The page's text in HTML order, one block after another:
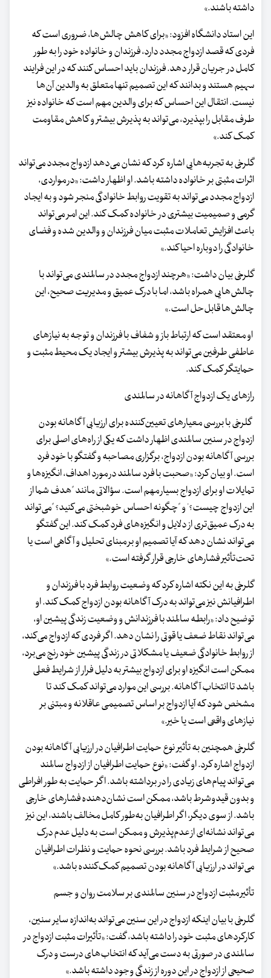
داشته باشند.»
این استاد دانشگاه افزود: «برای کاهش چالش‌ها، ضروری است که
فردی که قصد ازدواج مجدد دارد، فرزندان و خانواده خود را به طور
کامل در جریان قرار دهد. فرزندان باید احساس کنند که در این فرایند
سهیم هستند و بدانند که این تصمیم تنها متعلق به والدین آن‌ها
نیست. انتقال این احساس که برای والدین مهم است که خانواده نیز
طرف مقابل را بپذیرد، می‌تواند به پذیرش بیشتر و کاهش مقاومت
کمک کند.»
گلرخی به تجربه‌هایی اشاره کرد که نشان می‌دهد ازدواج مجدد می‌تواند
اثرات مثبتی بر خانواده داشته باشد. او اظهار داشت: «در مواردی،
ازدواج مجدد می‌تواند به تقویت روابط خانوادگی منجر شود و به ایجاد
گرمی و صمیمیت بیشتری در خانواده کمک کند. این امر می‌تواند
باعث افزایش تعاملات مثبت میان فرزندان و والدین شده و فضای
خانوادگی را دوباره احیا کند.»
گلرخی بیان داشت: «هرچند ازدواج مجدد در سالمندی می‌تواند با
چالش‌هایی همراه باشد، اما با درک عمیق و مدیریت صحیح، این
چالش‌ها قابل‌حل است.»
او معتقد است که ارتباط باز و شفاف با فرزندان و توجه به نیازهای
عاطفی طرفین می‌تواند به پذیرش بیشتر و ایجاد یک محیط مثبت و
حمایتگر کمک کند.
رازهای یک ازدواج آگاهانه در سالمندی
گلرخی با بررسی معیارهای تعیین‌کننده برای ارزیابی آگاهانه بودن
ازدواج در سنین سالمندی اظهار داشت که یکی از راه‌های اصلی برای
بررسی آگاهانه بودن ازدواج، برگزاری مصاحبه و گفتگو با خود فرد
است. او بیان کرد: «صحبت با فرد سالمند در مورد اهداف، انگیزه‌ها و
تمایلات او برای ازدواج بسیار مهم است. سؤالاتی مانند "هدف شما از
این ازدواج چیست؟' و "چگونه احساس خوشبختی می‌کنید؟ "می‌تواند
به درک عمیق‌تری از دلایل و انگیزه‌های فرد کمک کند. این گفتگو
می‌تواند نشان دهد که آیا تصمیم او بر مبنای تحلیل و آگاهی است یا
تحت‌تأثیر فشارهای خارجی قرار گرفته است.»
گلرخی به این نکته اشاره کرد که وضعیت روابط فرد با فرزندان و
اطرافیانش نیز می‌تواند به درک آگاهانه بودن ازدواج کمک کند. او
توضیح داد: «رابطه سالمند با فرزندانش و وضعیت زندگی پیشین او،
می‌تواند نقاط ضعف یا قوتی را نشان دهد. اگر فردی که ازدواج می‌کند،
از روابط خانوادگی ضعیف یا مشکلاتی در زندگی پیشین خود رنج می‌برد،
ممکن است انگیزه او برای ازدواج بیشتر به دلیل فرار از شرایط فعلی
باشد تا انتخاب آگاهانه. بررسی این موارد می‌تواند کمک کند تا
مشخص شود که آیا ازدواج بر اساس تصمیمی عاقلانه و مبتنی بر
نیازهای واقعی است یا خیر.»
گلرخی همچنین به تأثیر نوع حمایت اطرافیان در ارزیابی آگاهانه بودن
ازدواج اشاره کرد. او گفت: «نوع حمایت اطرافیان از ازدواج سالمند
می‌تواند پیام‌های زیادی را در برداشته باشد. اگر حمایت به طور افراطی
و بدون قیدوشرط باشد، ممکن است نشان‌دهنده فشارهای خارجی
باشد. از سوی دیگر، اگر اطرافیان به‌طور کامل مخالف باشند، این نیز
می‌تواند نشانه‌ای از عدم‌پذیرش و ممکن است به دلیل عدم درک
صحیح از شرایط فرد باشد. بررسی نحوه حمایت و نظرات اطرافیان
می‌تواند در ارزیابی آگاهانه بودن تصمیم کمک‌کننده باشد.»
تأثیر مثبت ازدواج در سنین سالمندی بر سلامت روان و جسم
گلرخی با بیان اینکه ازدواج در این سنین می‌تواند به‌اندازه سایر سنین،
کارکردهای مثبت خود را داشته باشد، گفت: «تأثیرات مثبت ازدواج در
سالمندی در صورتی به دست می‌آید که انتخاب‌های درست و درک
صحیحی از ازدواج در این دوره از زندگی وجود داشته باشد.»